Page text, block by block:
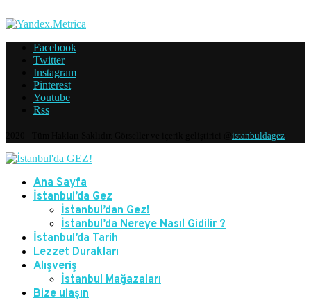
Facebook
Twitter
Instagram
Pinterest
Youtube
Rss
istanbuldagez
Ana Sayfa
İstanbul’da Gez
İstanbul’dan Gez!
İstanbul’da Nereye Nasıl Gidilir ?
İstanbul’da Tarih
Lezzet Durakları
Alışveriş
İstanbul Mağazaları
Bize ulaşın